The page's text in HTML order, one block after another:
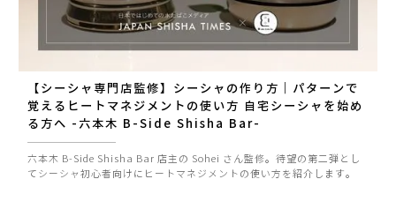
【シーシャ専門店監修】シーシャの作り方｜パターンで
覚えるヒートマネジメントの使い方 自宅シーシャを始め
る方へ -六本木 B-Side Shisha Bar-
六本木 B-Side Shisha Bar 店主の Sohei さん監修。待望の第二弾とし
てシーシャ初心者向けにヒートマネジメントの使い方を紹介します。